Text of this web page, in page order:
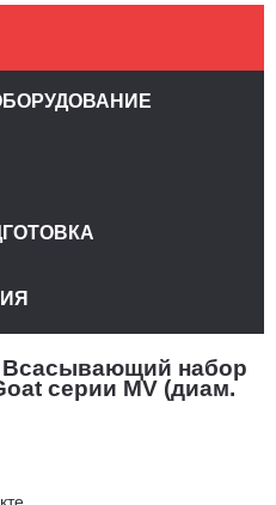
Всасывающий набор
серии MV (диам.